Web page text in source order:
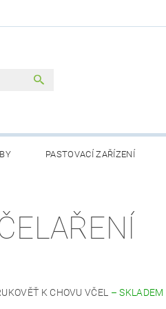
PASTOVACÍ ZAŘÍZENÍ
CHOV MATEK
K CHOVU VČEL –SKLADEM